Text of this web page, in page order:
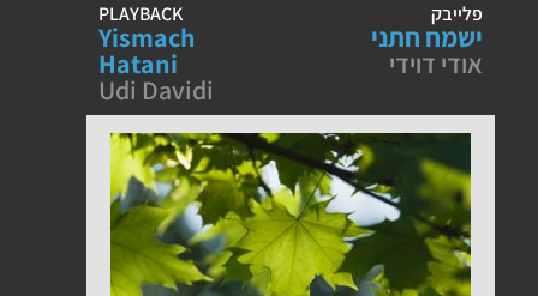
פלייבק
ישמח חתני
אודי דוידי
PLAYBACK
Yismach
Hatani
Udi Davidi